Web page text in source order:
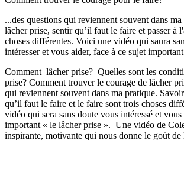
...des questions qui reviennent souvent dans
lâcher prise, sentir qu’il faut le faire et passer à
choses différentes. Voici une vidéo qui saura
intéresser et vous aider, face à ce sujet
Comment lâcher prise? Quelles sont les
prise? Comment trouver le courage de lâcher
qui reviennent souvent dans ma pratique.
qu’il faut le faire et le faire sont trois choses
vidéo qui sera sans doute vous intéressé et
important « le lâcher prise ». Une vidéo de
inspirante, motivante qui nous donne le goût de